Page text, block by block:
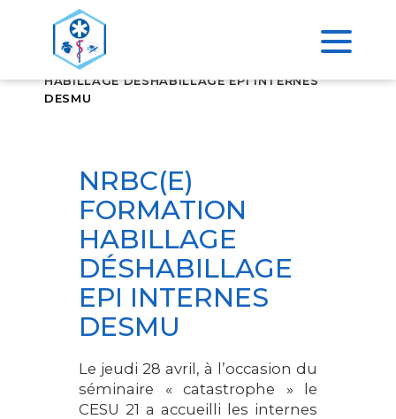
ACCUEIL
HABILLAGE DÉSHABILLAGE EPI INTERNES
DESMU
NRBC(E)
FORMATION
HABILLAGE
DÉSHABILLAGE
EPI INTERNES
DESMU
Le jeudi 28 avril, à l’occasion du
séminaire « catastrophe » le
CESU 21 a accueilli les internes